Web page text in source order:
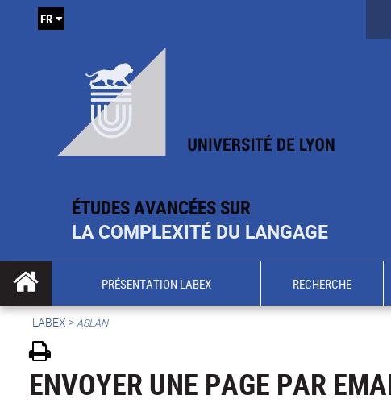
ÉTUDES AVANCÉES SUR
LA COMPLEXITÉ DU LANGAGE
FR
PRÉSENTATION LABEX RECHERCHE
LABEX >ASLAN
ENVOYER UNE PAGE PAR